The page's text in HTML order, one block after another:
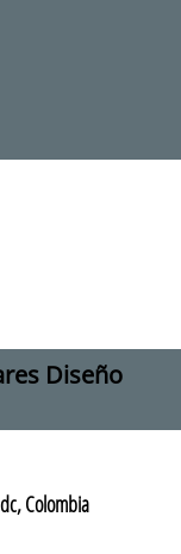
Diseño
Colombia